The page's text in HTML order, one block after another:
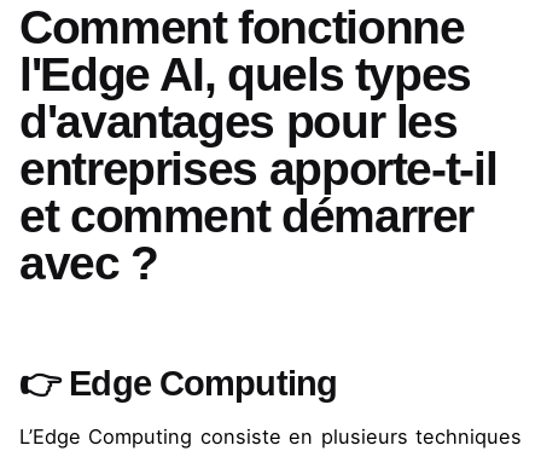
Comment fonctionne
l'Edge AI, quels types
d'avantages pour les
entreprises apporte-t-il
et comment démarrer
avec ?
👉 Edge Computing
L’Edge Computing consiste en plusieurs techniques